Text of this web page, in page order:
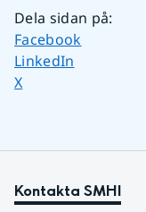
Dela sidan på:
Dela sidan på
Facebook
Dela sidan på
LinkedIn
Dela sidan på
X
Kontakta SMHI